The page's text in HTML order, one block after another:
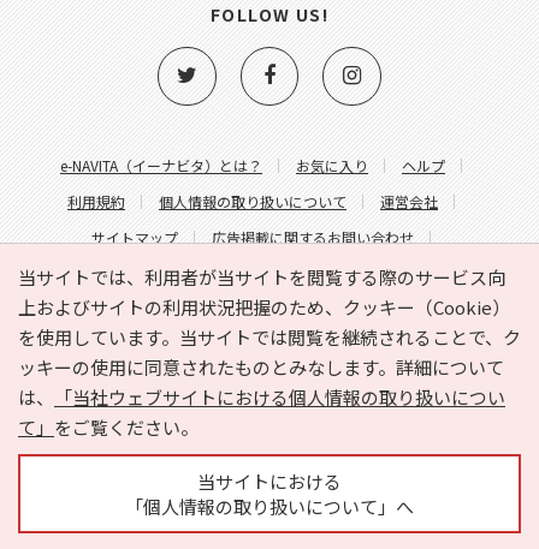
当サイトでは、利用者が当サイトを閲覧する際のサービス向
上およびサイトの利用状況把握のため、クッキー（Cookie）
を使用しています。当サイトでは閲覧を継続されることで、ク
ッキーの使用に同意されたものとみなします。詳細について
は、
「当社ウェブサイトにおける個人情報の取り扱いについ
て」 をご覧ください。
当サイトにおける
「個人情報の取り扱いについて」へ
e-NAVITA（イーナビタ）とは？ お気に入り
ヘルプ
利用規約
個人情報の取り扱いについて
運営会社
サイトマップ
広告掲載に関するお問い合わせ
サイトの内容に関するお問い合わせ
FOLLOW US!
Copyright © HYOJITO.Co.,Ltd. All Rights Reserved.